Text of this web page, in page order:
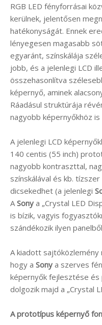
RGB LED fényforrásai
kerülnek, jelentősen
hatékonyságát. Ennek
lényegesen magasabb
egyaránt, színskálája
jobb, és a jelenlegi LCD
összehasonlítva
képernyő, aminek
Ráadásul struktúrája
nagyobb képernyőkhöz is
A jelenlegi LCD
140 centis (55 inch)
nagyobb kontraszttal,
színskálával és kb.
dicsekedhet (a jelenlegi
A Sony a „Crystal LED
is bízik, vagyis
szándékozik ilyen
A kiadott
hogy a Sony a szerves
képernyők fejlesztése
dolgozik majd a „Crystal
A prototípus képernyő